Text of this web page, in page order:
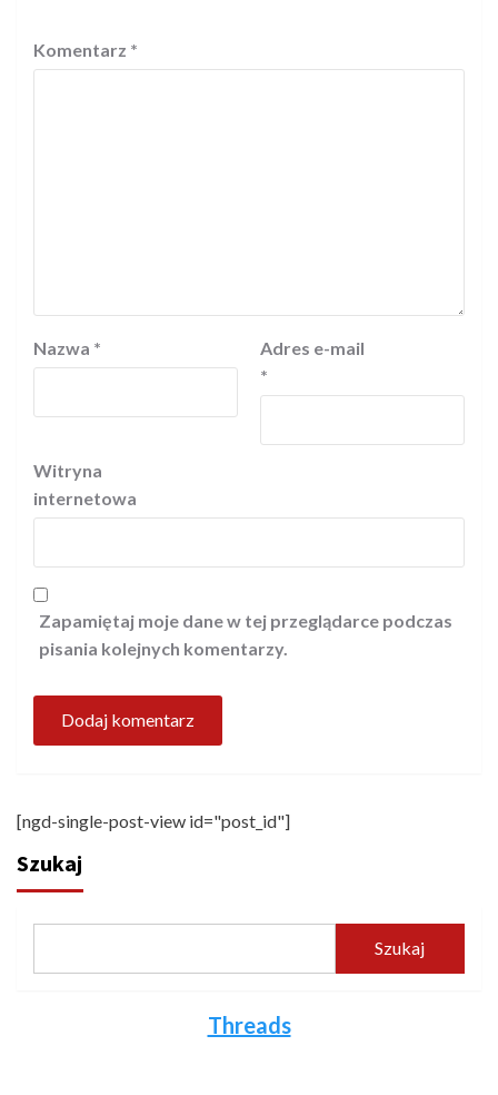
Komentarz *
Nazwa *
Adres e-mail
*
Witryna
internetowa
Zapamiętaj moje dane w tej przeglądarce podczas
pisania kolejnych komentarzy.
[ngd-single-post-view id="post_id"]
Szukaj
Szukaj
Threads